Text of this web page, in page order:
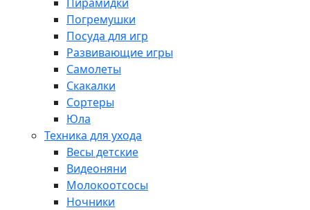
Погремушки
Посуда для игр
Развивающие игры
Самолеты
Скакалки
Сортеры
Юла
Техника для ухода
Весы детские
Видеоняни
Молокоотсосы
Ночники